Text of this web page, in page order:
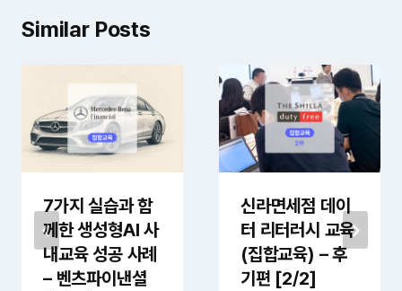
Similar Posts
7가지 실습과 함
께한 생성형AI 사
내교육 성공 사례
– 벤츠파이낸셜
신라면세점 데이
터 리터러시 교육
(집합교육) – 후
기편 [2/2]